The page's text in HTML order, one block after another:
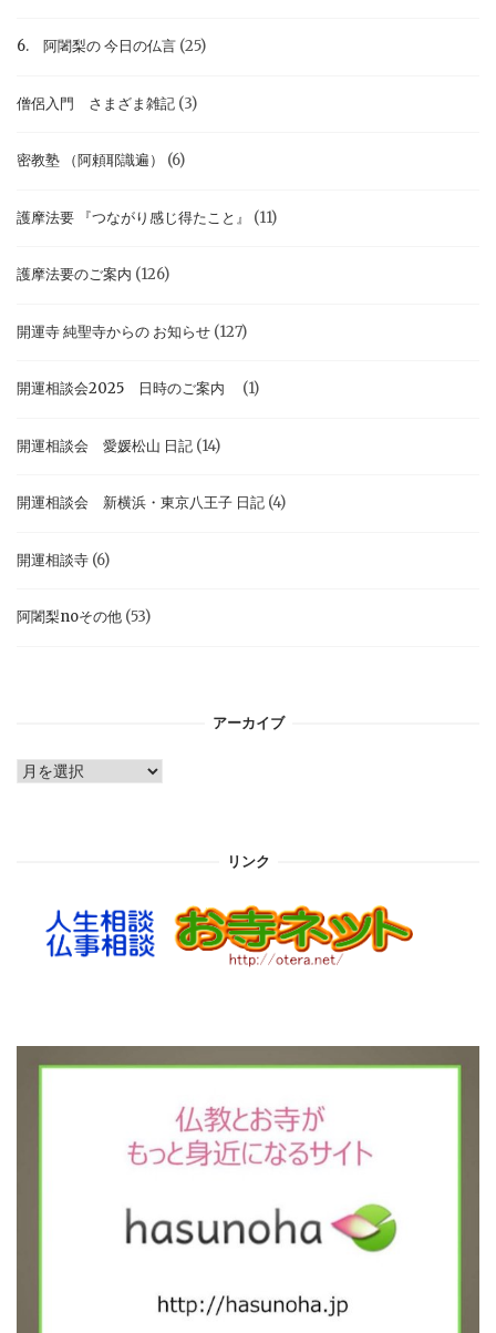
6. 阿闍梨の 今日の仏言 (25)
僧侶入門 さまざま雑記 (3)
密教塾 （阿頼耶識遍） (6)
護摩法要 『つながり感じ得たこと』 (11)
護摩法要のご案内 (126)
開運寺 純聖寺からの お知らせ (127)
開運相談会2025 日時のご案内 (1)
開運相談会 愛媛松山 日記 (14)
開運相談会 新横浜・東京八王子 日記 (4)
開運相談寺 (6)
阿闍梨noその他 (53)
アーカイブ
ア
リンク